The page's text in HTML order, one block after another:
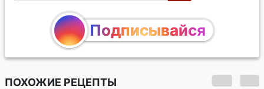
Подписывайся
ПОХОЖИЕ РЕЦЕПТЫ